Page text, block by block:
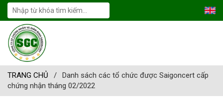
TRANG CHỦ /
Danh sách các tổ chức được Saigoncert cấp
chứng nhận tháng 02/2022